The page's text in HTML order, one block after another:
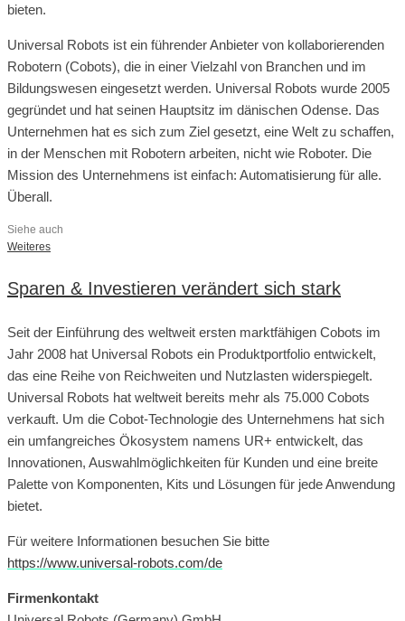
bieten.
Universal Robots ist ein führender Anbieter von kollaborierenden
Robotern (Cobots), die in einer Vielzahl von Branchen und im
Bildungswesen eingesetzt werden. Universal Robots wurde 2005
gegründet und hat seinen Hauptsitz im dänischen Odense. Das
Unternehmen hat es sich zum Ziel gesetzt, eine Welt zu schaffen,
in der Menschen mit Robotern arbeiten, nicht wie Roboter. Die
Mission des Unternehmens ist einfach: Automatisierung für alle.
Überall.
Siehe auch
Weiteres
Sparen & Investieren verändert sich stark
Seit der Einführung des weltweit ersten marktfähigen Cobots im
Jahr 2008 hat Universal Robots ein Produktportfolio entwickelt,
das eine Reihe von Reichweiten und Nutzlasten widerspiegelt.
Universal Robots hat weltweit bereits mehr als 75.000 Cobots
verkauft. Um die Cobot-Technologie des Unternehmens hat sich
ein umfangreiches Ökosystem namens UR+ entwickelt, das
Innovationen, Auswahlmöglichkeiten für Kunden und eine breite
Palette von Komponenten, Kits und Lösungen für jede Anwendung
bietet.
Für weitere Informationen besuchen Sie bitte
https://www.universal-robots.com/de
Firmenkontakt